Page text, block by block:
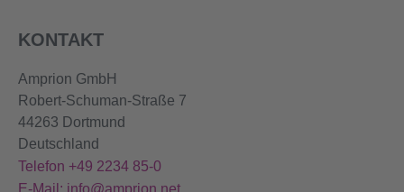
KONTAKT
Amprion GmbH
Robert-Schuman-Straße 7
44263 Dortmund
Deutschland
Telefon +49 2234 85-0
E-Mail: info@amprion.net